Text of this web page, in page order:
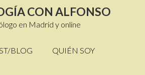
CON ALFONSO
en Madrid y online
BLOG QUIÉN SOY